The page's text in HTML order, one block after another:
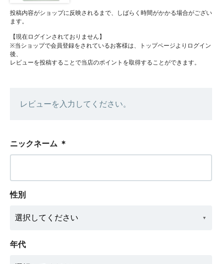
投稿内容がショップに反映されるまで、しばらく時間がかかる場合がござい
ます。
【現在ログインされておりません】
※当ショップで会員登録をされているお客様は、トップページよりログイン
後、
レビューを投稿することで当店のポイントを取得することができます。
レビューを入力してください。
ニックネーム ＊
性別
年代